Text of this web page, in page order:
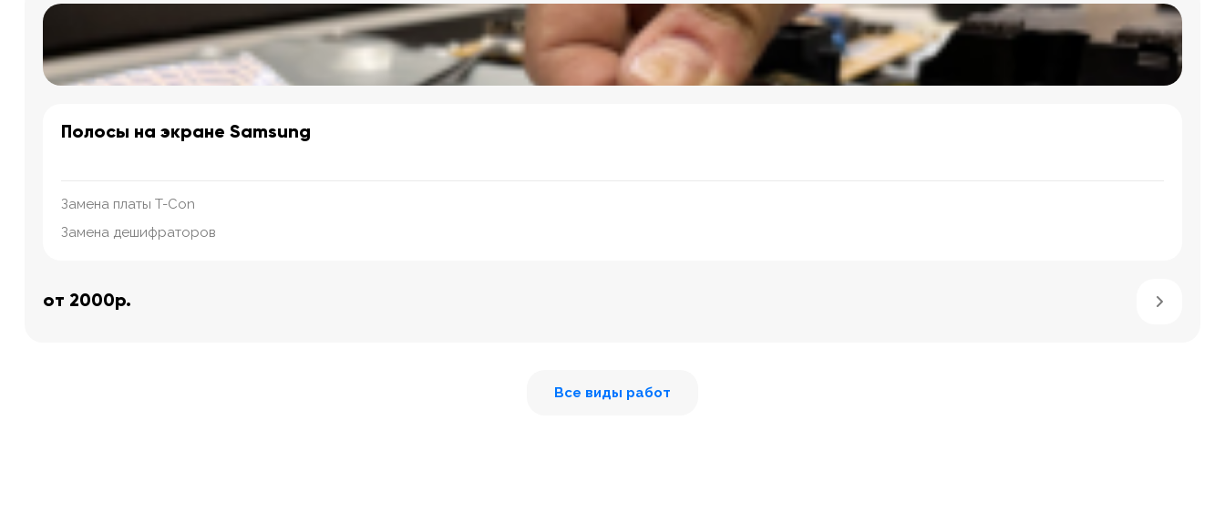
Полосы на экране Samsung
Замена платы T-Con
Замена дешифраторов
от 2000р.
Все виды работ